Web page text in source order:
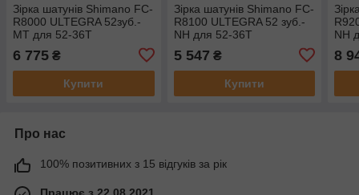
Зірка шатунів Shimano FC-
R8000 ULTEGRA 52зуб.-
MT для 52-36T
6 775 ₴
Купити
Зірка шатунів Shimano FC-
R8100 ULTEGRA 52 зуб.-
NH для 52-36T
5 547 ₴
Купити
NH
8
Про нас
100% позитивних з 15 відгуків за рік